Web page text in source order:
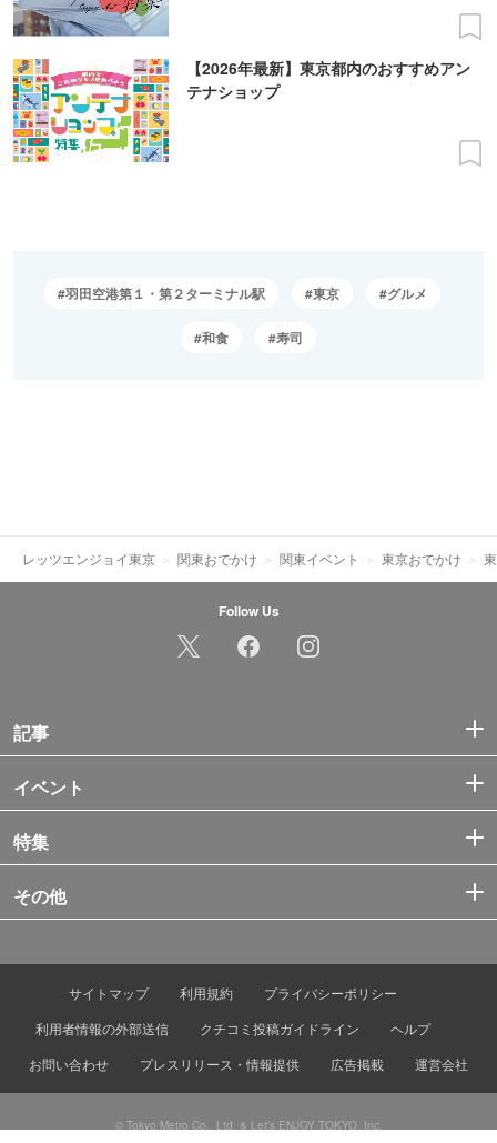
【2026年最新】東京都内のおすすめアン
テナショップ
羽田空港第１・第２ターミナル駅 東京 グルメ
和食 寿司
レッツエンジョイ東京 関東おでかけ 関東イベント 東京おでかけ
Follow Us
記事
イベント
特集
その他
サイトマップ 利用規約
プライバシーポリシー
利用者情報の外部送信
クチコミ投稿ガイドライン
ヘルプ
お問い合わせ
プレスリリース・情報提供 広告掲載 運営会社
© Tokyo Metro Co., Ltd. & Let’s ENJOY TOKYO, Inc.